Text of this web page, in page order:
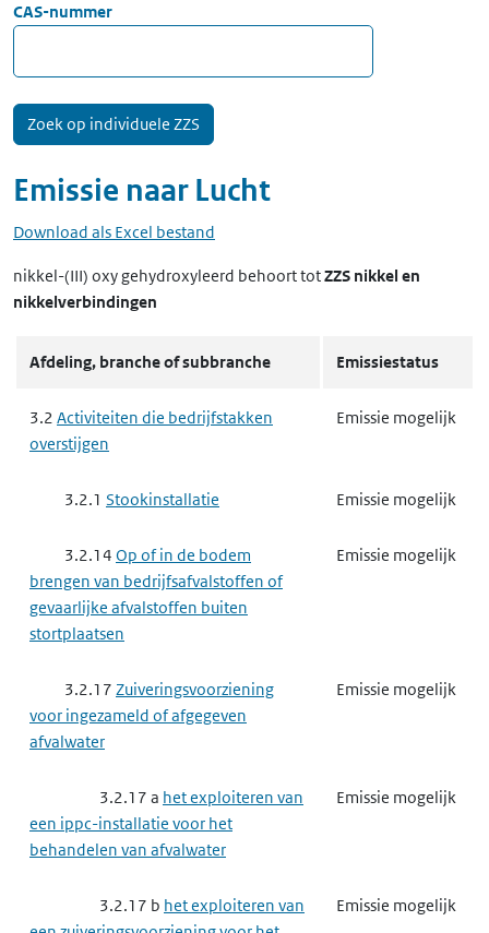
CAS-nummer
Emissie naar Lucht
Download als Excel bestand
nikkel-(III) oxy gehydroxyleerd behoort totZZS nikkel en
nikkelverbindingen
Afdeling, branche of subbranche Emissiestatus
3.2 Activiteiten die bedrijfstakken
overstijgen
Emissie mogelijk
3.2.1 Stookinstallatie Emissie mogelijk
3.2.14 Op of in de bodem
brengen van bedrijfsafvalstoffen of
gevaarlijke afvalstoffen buiten
stortplaatsen
Emissie mogelijk
3.2.17 Zuiveringsvoorziening
voor ingezameld of afgegeven
afvalwater
Emissie mogelijk
3.2.17 a het exploiteren van
een ippc-installatie voor het
behandelen van afvalwater
Emissie mogelijk
3.2.17 b het exploiteren van
Emissie mogelijk